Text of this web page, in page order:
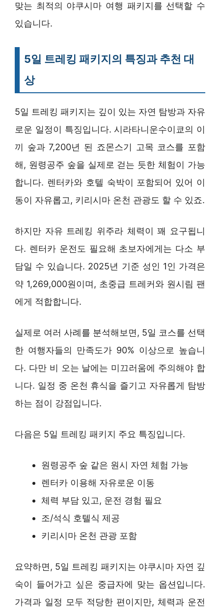
맞는 최적의 야쿠시마 여행 패키지를 선택할 수
있습니다.
5일 트레킹 패키지의 특징과 추천 대
상
5일 트레킹 패키지는 깊이 있는 자연 탐방과 자유
로운 일정이 특징입니다. 시라타니운수이쿄의 이
끼 숲과 7,200년 된 죠몬스기 고목 코스를 포함
해, 원령공주 숲을 실제로 걷는 듯한 체험이 가능
합니다. 렌터카와 호텔 숙박이 포함되어 있어 이
동이 자유롭고, 키리시마 온천 관광도 할 수 있죠.
하지만 자유 트레킹 위주라 체력이 꽤 요구됩니
다. 렌터카 운전도 필요해 초보자에게는 다소 부
담일 수 있습니다. 2025년 기준 성인 1인 가격은
약 1,269,000원이며, 초중급 트레커와 원시림 팬
에게 적합합니다.
실제로 여러 사례를 분석해보면, 5일 코스를 선택
한 여행자들의 만족도가 90% 이상으로 높습니
다. 다만 비 오는 날에는 미끄러움에 주의해야 합
니다. 일정 중 온천 휴식을 즐기고 자유롭게 탐방
하는 점이 강점입니다.
다음은 5일 트레킹 패키지 주요 특징입니다.
원령공주 숲 같은 원시 자연 체험 가능
렌터카 이용해 자유로운 이동
체력 부담 있고, 운전 경험 필요
조/석식 호텔식 제공
키리시마 온천 관광 포함
요약하면, 5일 트레킹 패키지는 야쿠시마 자연 깊
숙이 들어가고 싶은 중급자에 맞는 옵션입니다.
가격과 일정 모두 적당한 편이지만, 체력과 운전